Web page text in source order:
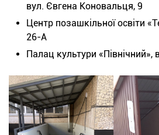
вул. Євгена Коновальця, 9
Центр позашкільної освіти
26-А
Палац культури «Північний»,